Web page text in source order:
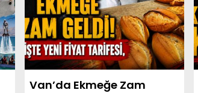
Van’da Ekmeğe Zam